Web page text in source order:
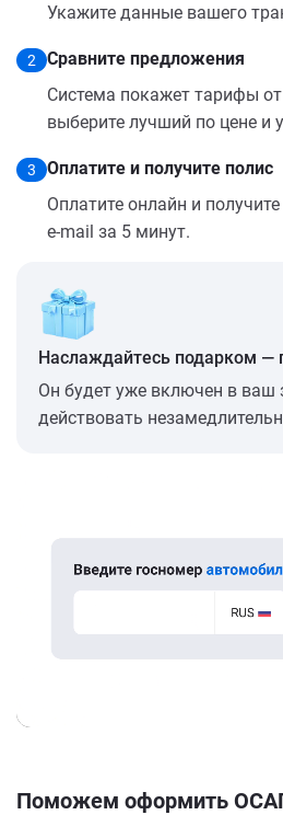
Укажите данные вашего
2
Сравните предложения
Система покажет тарифы
выберите лучший по цене и
3
Оплатите и получите полис
Оплатите онлайн и
e-mail за 5 минут.
Наслаждайтесь подарком —
Он будет уже включен в ваш
действовать
Поможем оформить